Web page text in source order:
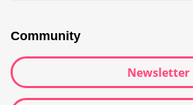
Community
Newsletter